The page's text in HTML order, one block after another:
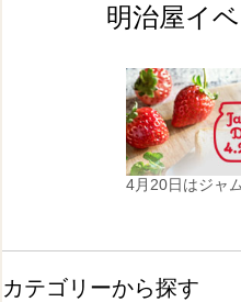
明治屋イ
4月20日はジャ
カテゴリーから探す